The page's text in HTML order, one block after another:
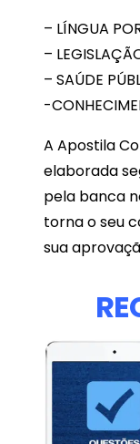
– LÍNGUA
–
– SAÚDE
-
A Apostila
elaborada
pela banca
torna o seu
sua